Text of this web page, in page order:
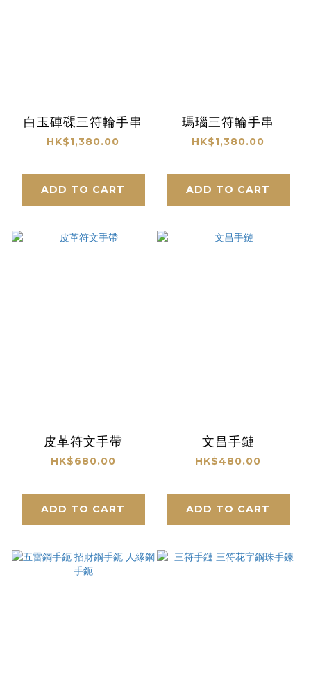
白玉硨磲三符輪手串
HK$1,380.00
ADD TO CART
瑪瑙三符輪手串
HK$1,380.00
ADD TO CART
皮革符文手帶
HK$680.00
ADD TO CART
文昌手鏈
HK$480.00
ADD TO CART